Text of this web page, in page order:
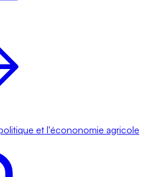
et l'écononomie agricole